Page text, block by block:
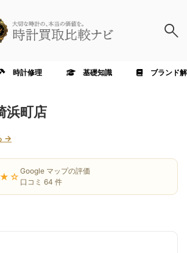
時計修理 基礎知識 ブランド
浜町店
→
Google マップの評価
口コミ 64 件